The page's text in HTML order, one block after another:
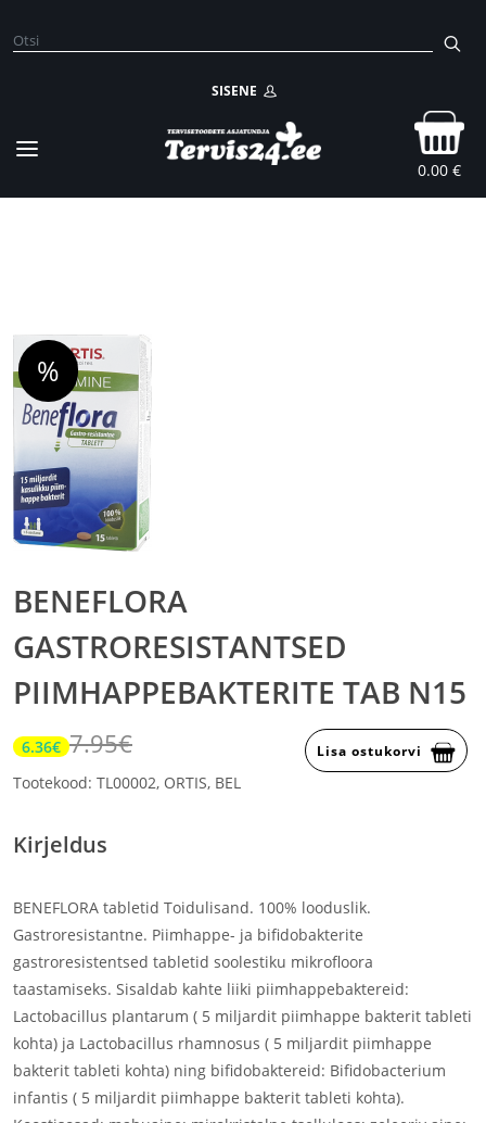
SISENE
0.00 €
%
BENEFLORA
GASTRORESISTANTSED
PIIMHAPPEBAKTERITE TAB N15
6.36€ 7.95€ Lisa ostukorvi
Tootekood: TL00002, ORTIS, BEL
Kirjeldus
BENEFLORA tabletid Toidulisand. 100% looduslik.
Gastroresistantne. Piimhappe- ja bifidobakterite
gastroresistentsed tabletid soolestiku mikrofloora
taastamiseks. Sisaldab kahte liiki piimhappebaktereid:
Lactobacillus plantarum ( 5 miljardit piimhappe bakterit tableti
kohta) ja Lactobacillus rhamnosus ( 5 miljardit piimhappe
bakterit tableti kohta) ning bifidobaktereid: Bifidobacterium
infantis ( 5 miljardit piimhappe bakterit tableti kohta).